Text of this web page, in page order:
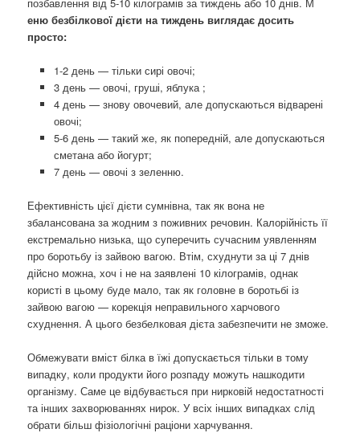
еню безбілкової дієти на тиждень виглядає досить
просто:
1-2 день — тільки сирі овочі;
3 день — овочі, груші, яблука ;
4 день — знову овочевий, але допускаються відварені
овочі;
5-6 день — такий же, як попередній, але допускаються
сметана або йогурт;
7 день — овочі з зеленню.
Ефективність цієї дієти сумнівна, так як вона не
збалансована за жодним з поживних речовин. Калорійність її
екстремально низька, що суперечить сучасним уявленням
про боротьбу із зайвою вагою. Втім, схуднути за ці 7 днів
дійсно можна, хоч і не на заявлені 10 кілограмів, однак
користі в цьому буде мало, так як головне в боротьбі із
зайвою вагою — корекція неправильного харчового
схуднення. А цього безбелковая дієта забезпечити не зможе.
Обмежувати вміст білка в їжі допускається тільки в тому
випадку, коли продукти його розпаду можуть нашкодити
організму. Саме це відбувається при нирковій недостатності
та інших захворюваннях нирок. У всіх інших випадках слід
обрати більш фізіологічні раціони харчування.